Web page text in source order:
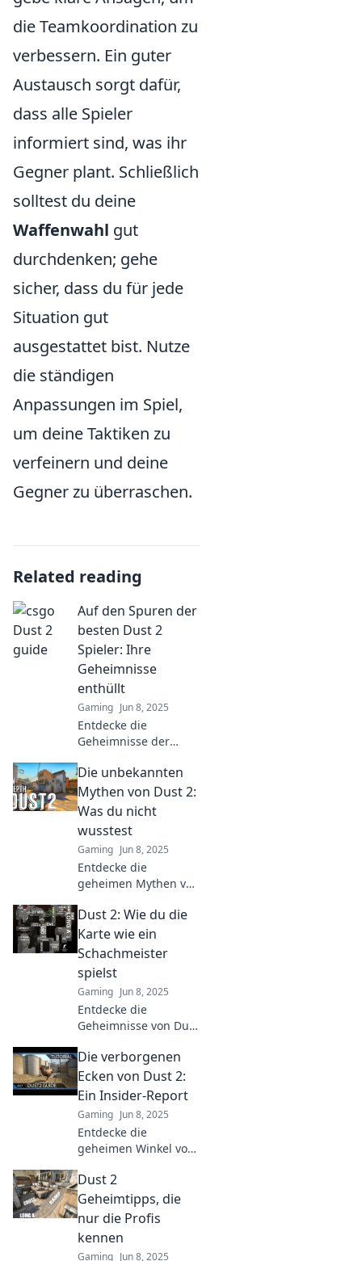
die Teamkoordination zu
verbessern. Ein guter
Austausch sorgt dafür,
dass alle Spieler
informiert sind, was ihr
Gegner plant. Schließlich
solltest du deine
Waffenwahl gut
durchdenken; gehe
sicher, dass du für jede
Situation gut
ausgestattet bist. Nutze
die ständigen
Anpassungen im Spiel,
um deine Taktiken zu
verfeinern und deine
Gegner zu überraschen.
Related reading
Auf den Spuren der
besten Dust 2
Spieler: Ihre
Geheimnisse
enthüllt
Gaming Jun 8, 2025
Entdecke die
Geheimnisse der
Lerne ihre Taktiken
und Tricks kennen, die
dich zum nächsten
Die unbekannten
Mythen von Dust 2:
Was du nicht
wusstest
Gaming Jun 8, 2025
Entdecke die
geheimen Mythen von
die legendäre Map
nicht wusstest und
warum sie dein Spiel
verändern könnte.
Dust 2: Wie du die
Karte wie ein
Schachmeister
spielst
Gaming Jun 8, 2025
Entdecke die
Geheimnisse von Dust
Schachmeister! Tipps
und Strategien, die
deinen Gegnern das
Fürchten lehren!
Die verborgenen
Ecken von Dust 2:
Ein Insider-Report
Gaming Jun 8, 2025
Entdecke die
geheimen Winkel von
Einblicke und
Geheimtipps, die
jeder Spieler kennen
sollte. Verpasse nicht
diesen Insider-Report!
Dust 2
Geheimtipps, die
nur die Profis
kennen
Gaming Jun 8, 2025